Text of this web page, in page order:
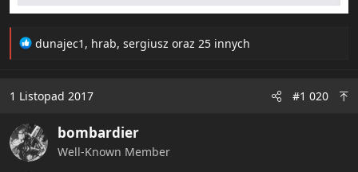
R
t
o
n
s
dunajec1 , hrab, sergiusz oraz 25 innych
1 Listopad 2017 #1 020
bombardier
Well-Known Member